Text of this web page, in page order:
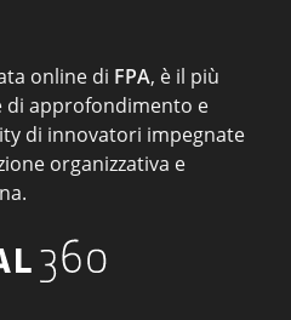
online di FPA, è il più
approfondimento e
di innovatori impegnate
organizzativa e